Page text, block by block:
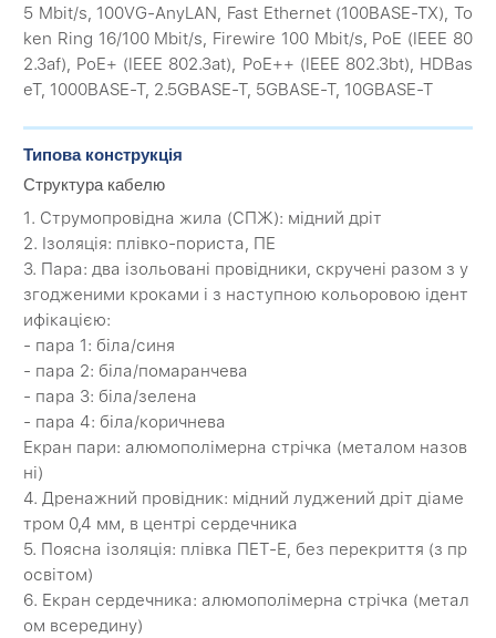
5 Mbit/s, 100VG-AnyLAN, Fast Ethernet (100BASE-TX), To
ken Ring 16/100 Mbit/s, Firewire 100 Mbit/s, PoE (IEEE 80
2.3af), PoE+ (IEEE 802.3at), PoE++ (IEEE 802.3bt), HDBas
eT, 1000BASE-T, 2.5GBASE-T, 5GBASE-T, 10GBASE-T
Типова конструкція
Структура кабелю
1. Струмопровідна жила (CПЖ): мідний дріт
2. Ізоляція: плівко-пориста, ПЕ
3. Пара: два ізольовані провідники, скручені разом з у
згодженими кроками і з наступною кольоровою ідент
ифікацією:
- пара 1: біла/синя
- пара 2: біла/помаранчева
- пара 3: біла/зелена
- пара 4: біла/коричнева
Екран пари: алюмополімерна стрічка (металом назов
ні)
4. Дренажний провідник: мідний луджений дріт діаме
тром 0,4 мм, в центрі сердечника
5. Поясна ізоляція: плівка ПЕТ-Е, без перекриття (з пр
освітом)
6. Екран сердечника: алюмополімерна стрічка (метал
ом всередину)